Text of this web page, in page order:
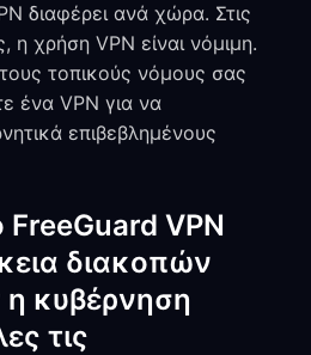
διαφέρει ανά χώρα. Στις
η χρήση VPN είναι νόμιμη.
τοπικούς νόμους σας
ένα VPN για να
επιβεβλημένους
FreeGuard VPN
διακοπών
κυβέρνηση
τις